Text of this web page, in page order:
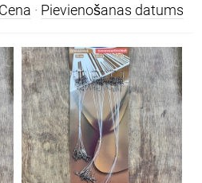
Cena · Pievienošanas datums